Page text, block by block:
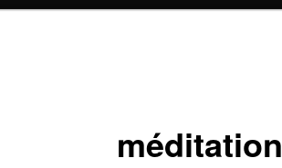
méditation